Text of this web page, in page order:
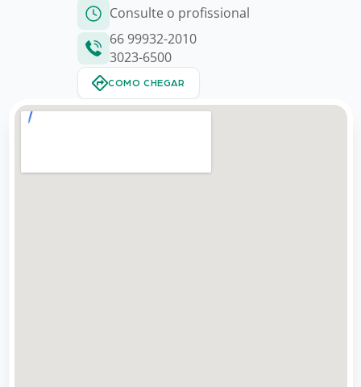
Consulte o profissional
66 99932-2010
3023-6500
COMO CHEGAR